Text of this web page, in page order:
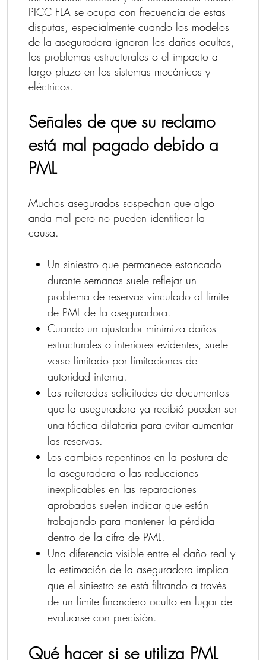
PICC FLA se ocupa con frecuencia de estas
disputas, especialmente cuando los modelos
de la aseguradora ignoran los daños ocultos,
los problemas estructurales o el impacto a
largo plazo en los sistemas mecánicos y
eléctricos.
Señales de que su reclamo
está mal pagado debido a
PML
Muchos asegurados sospechan que algo
anda mal pero no pueden identificar la
causa.
Un siniestro que permanece estancado
durante semanas suele reflejar un
problema de reservas vinculado al límite
de PML de la aseguradora.
Cuando un ajustador minimiza daños
estructurales o interiores evidentes, suele
verse limitado por limitaciones de
autoridad interna.
Las reiteradas solicitudes de documentos
que la aseguradora ya recibió pueden ser
una táctica dilatoria para evitar aumentar
las reservas.
Los cambios repentinos en la postura de
la aseguradora o las reducciones
inexplicables en las reparaciones
aprobadas suelen indicar que están
trabajando para mantener la pérdida
dentro de la cifra de PML.
Una diferencia visible entre el daño real y
la estimación de la aseguradora implica
que el siniestro se está filtrando a través
de un límite financiero oculto en lugar de
evaluarse con precisión.
Qué hacer si se utiliza PML